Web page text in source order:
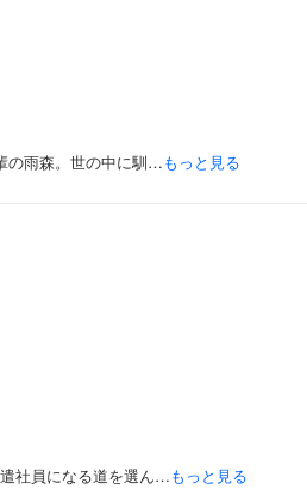
の雨森。世の中に馴…もっと見る
社員になる道を選ん…もっと見る